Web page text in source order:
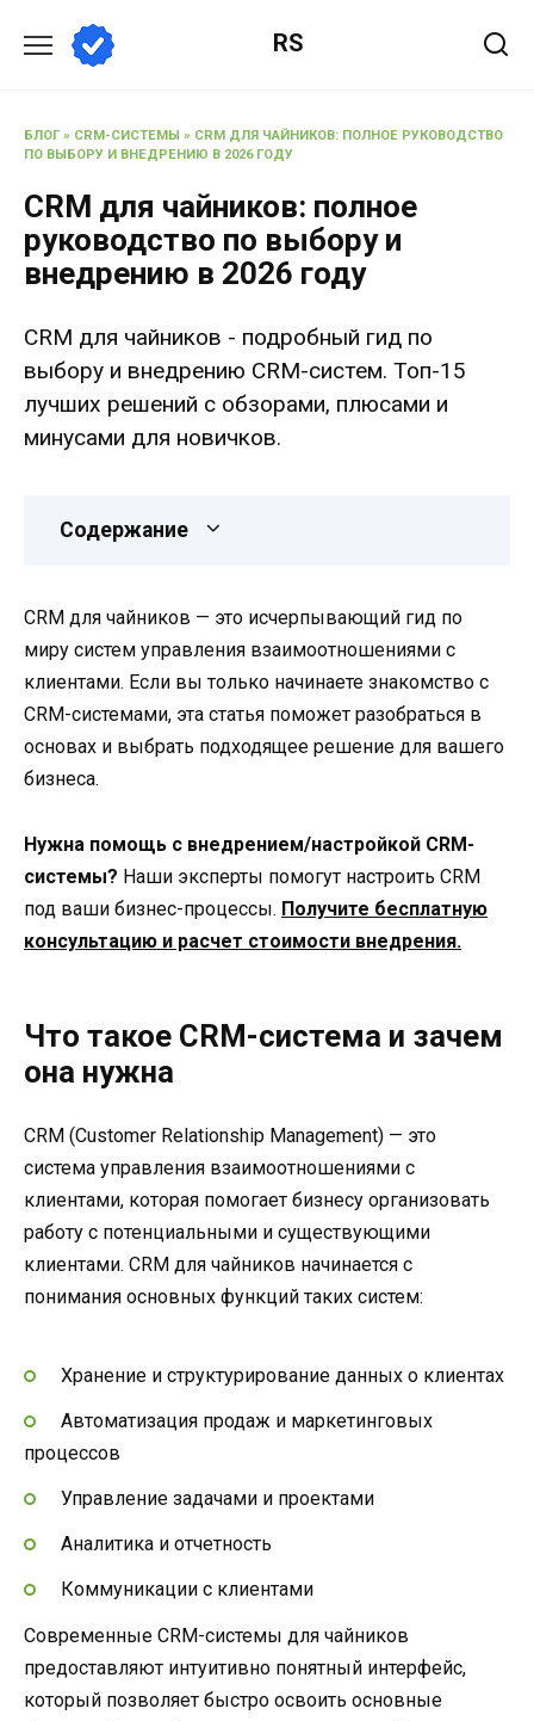
содержанию
RS
БЛОГ» CRM-СИСТЕМЫ » CRM ДЛЯ ЧАЙНИКОВ: ПОЛНОЕ РУКОВОДСТВО
ПО ВЫБОРУ И ВНЕДРЕНИЮ В 2026 ГОДУ
CRM для чайников: полное
руководство по выбору и
внедрению в 2026 году
CRM для чайников - подробный гид по
выбору и внедрению CRM-систем. Топ-15
лучших решений с обзорами, плюсами и
минусами для новичков.
Содержание
CRM для чайников — это исчерпывающий гид по
миру систем управления взаимоотношениями с
клиентами. Если вы только начинаете знакомство с
CRM-системами, эта статья поможет разобраться в
основах и выбрать подходящее решение для вашего
бизнеса.
Нужна помощь с внедрением/настройкой CRM-
системы? Наши эксперты помогут настроить CRM
под ваши бизнес-процессы. Получите бесплатную
консультацию и расчет стоимости внедрения.
Что такое CRM-система и зачем
она нужна
CRM (Customer Relationship Management) — это
система управления взаимоотношениями с
клиентами, которая помогает бизнесу организовать
работу с потенциальными и существующими
клиентами. CRM для чайников начинается с
понимания основных функций таких систем:
Хранение и структурирование данных о клиентах
Автоматизация продаж и маркетинговых
процессов
Управление задачами и проектами
Аналитика и отчетность
Коммуникации с клиентами
Современные CRM-системы для чайников
предоставляют интуитивно понятный интерфейс,
который позволяет быстро освоить основные